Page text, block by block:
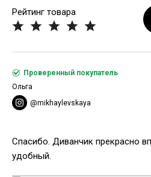
Рейтинг товара
Спасибо. Диванчик прекрасно
удобный.
Проверенный покупатель
Ольга
@mikhaylevskaya